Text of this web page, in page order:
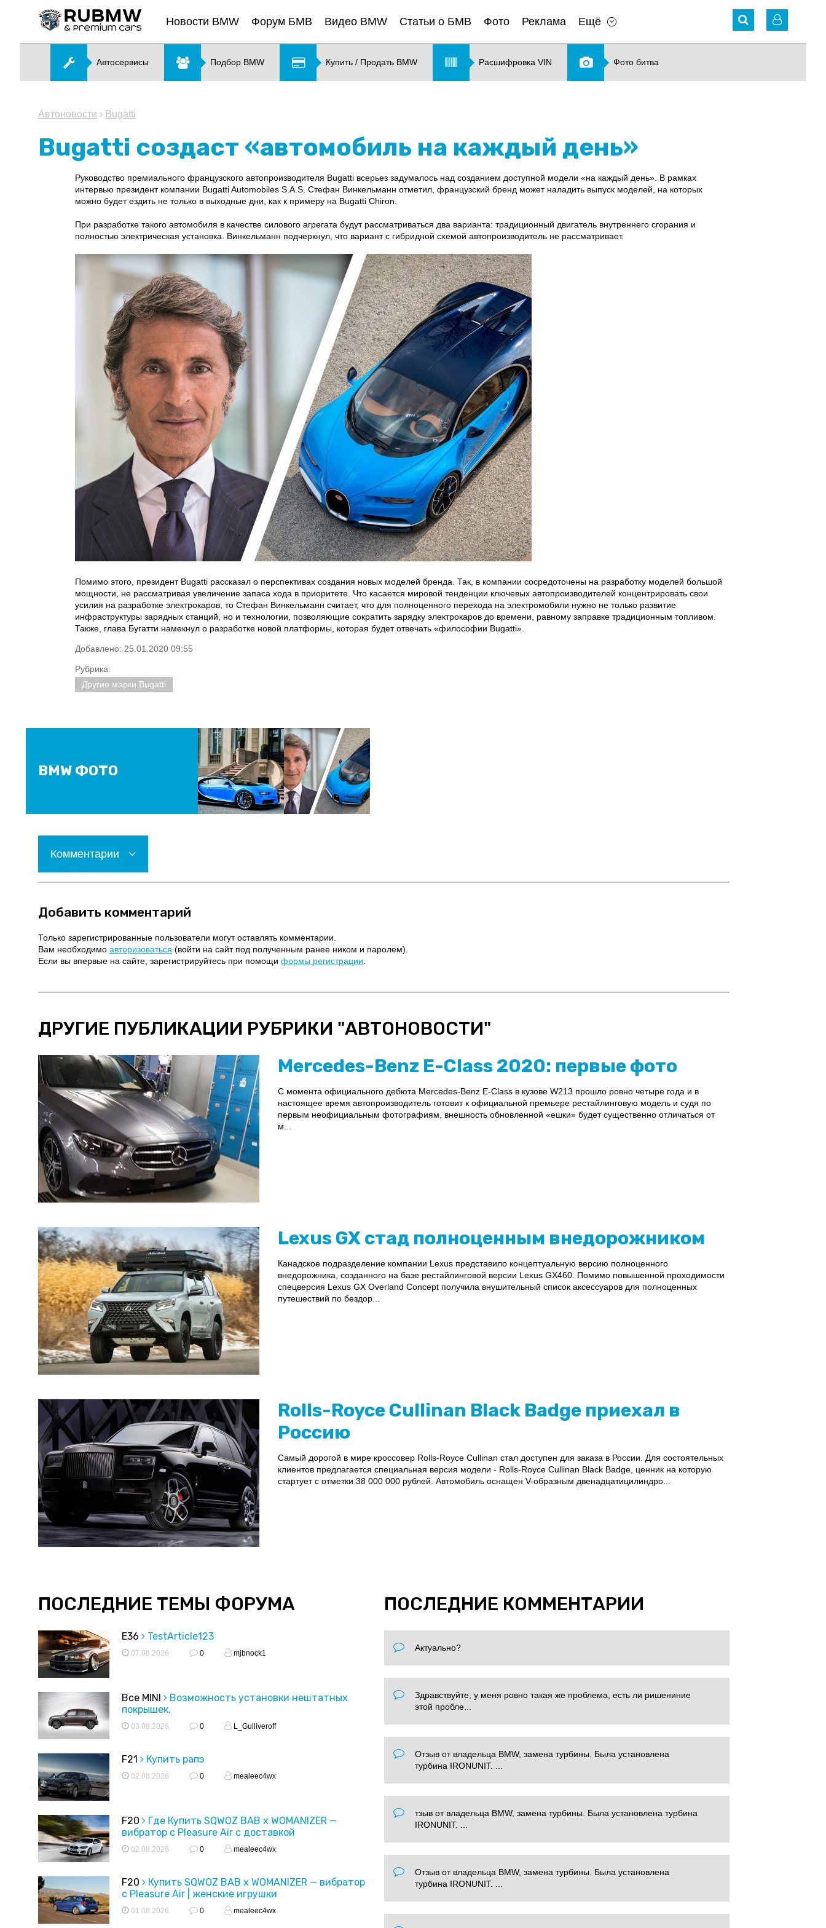
Новости BMW Форум БМВ Видео BMW Статьи о БМВ Фото Реклама Ещё
Автосервисы Подбор BMW Купить / Продать BMW Расшифровка VIN Фото битва
Автоновости › Bugatti
Bugatti создаст «автомобиль на каждый день»
Руководство премиального французского автопроизводителя Bugatti всерьез задумалось над созданием доступной модели «на каждый день». В рамках
интервью президент компании Bugatti Automobiles S.A.S. Стефан Винкельманн отметил, французский бренд может наладить выпуск моделей, на которых
можно будет ездить не только в выходные дни, как к примеру на Bugatti Chiron.
При разработке такого автомобиля в качестве силового агрегата будут рассматриваться два варианта: традиционный двигатель внутреннего сгорания и
полностью электрическая установка. Винкельманн подчеркнул, что вариант с гибридной схемой автопроизводитель не рассматривает.
Помимо этого, президент Bugatti рассказал о перспективах создания новых моделей бренда. Так, в компании сосредоточены на разработку моделей большой
мощности, не рассматривая увеличение запаса хода в приоритете. Что касается мировой тенденции ключевых автопроизводителей концентрировать свои
усилия на разработке электрокаров, то Стефан Винкельманн считает, что для полноценного перехода на электромобили нужно не только развитие
инфраструктуры зарядных станций, но и технологии, позволяющие сократить зарядку электрокаров до времени, равному заправке традиционным топливом.
Также, глава Бугатти намекнул о разработке новой платформы, которая будет отвечать «философии Bugatti».
Добавлено: 25.01.2020 09:55
Рубрика:
Другие марки Bugatti
BMW ФОТО
Комментарии
Добавить комментарий
Только зарегистрированные пользователи могут оставлять комментарии.
Вам необходимо авторизоваться (войти на сайт под полученным ранее ником и паролем).
Если вы впервые на сайте, зарегистрируйтесь при помощи формы регистрации
ДРУГИЕ ПУБЛИКАЦИИ РУБРИКИ "АВТОНОВОСТИ"
Mercedes-Benz E-Class 2020: первые фото
С момента официального дебюта Mercedes-Benz E-Class в кузове W213 прошло ровно четыре года и в
настоящее время автопроизводитель готовит к официальной премьере рестайлинговую модель и судя по
первым неофициальным фотографиям, внешность обновленной «ешки» будет существенно отличаться от
м...
Lexus GX стад полноценным внедорожником
Канадское подразделение компании Lexus представило концептуальную версию полноценного
внедорожника, созданного на базе рестайлинговой версии Lexus GX460. Помимо повышенной проходимости
спецверсия Lexus GX Overland Concept получила внушительный список аксессуаров для полноценных
путешествий по бездор...
Rolls-Royce Cullinan Black Badge приехал в
Россию
Самый дорогой в мире кроссовер Rolls-Royce Cullinan стал доступен для заказа в России. Для состоятельных
клиентов предлагается специальная версия модели - Rolls-Royce Cullinan Black Badge, ценник на которую
стартует с отметки 38 000 000 рублей. Автомобиль оснащен V-образным двенадцатицилиндро...
ПОСЛЕДНИЕ ТЕМЫ ФОРУМА
E36 TestArticle123
07.08.2026 0 mjbnock1
Все MINI
Возможность установки нештатных
покрышек.
03.08.2026 0 L_Gulliveroff
F21 Купить рапэ
02.08.2026 0 mealeec4wx
F20
Где Купить SQWOZ BAB x WOMANIZER —
вибратор с Pleasure Air с доставкой
02.08.2026 0 mealeec4wx
F20
Купить SQWOZ BAB x WOMANIZER — вибратор
с Pleasure Air | женские игрушки
01.08.2026 0 mealeec4wx
ПОСЛЕДНИЕ КОММЕНТАРИИ
Актуально?
Здравствуйте, у меня ровно такая же проблема, есть ли ришениние
этой пробле...
Отзыв от владельца BMW, замена турбины. Была установлена
турбина IRONUNIT. ...
тзыв от владельца BMW, замена турбины. Была установлена турбина
IRONUNIT. ...
Отзыв от владельца BMW, замена турбины. Была установлена
турбина IRONUNIT. ...